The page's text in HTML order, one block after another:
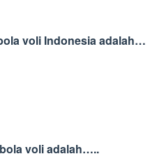
voli Indonesia adalah…
voli adalah…..